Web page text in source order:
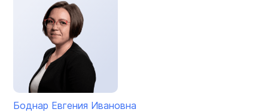
Боднар Евгения Ивановна